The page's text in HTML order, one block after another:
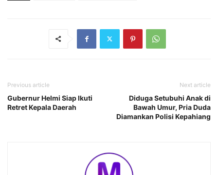
Previous article
Gubernur Helmi Siap Ikuti
Retret Kepala Daerah
Next article
Diduga Setubuhi Anak di
Bawah Umur, Pria Duda
Diamankan Polisi Kepahiang